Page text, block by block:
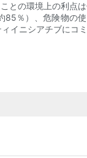
との環境上の利点
％）、危険物
イニシアチブに